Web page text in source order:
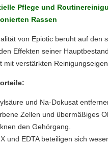
Pflege und
Rassen
von Epiotic beruht auf den
Effekten seiner
mit verstärkten
und Na-Dokusat
Zellen und übermäßiges
den Gehörgang.
und EDTA beteiligen sich